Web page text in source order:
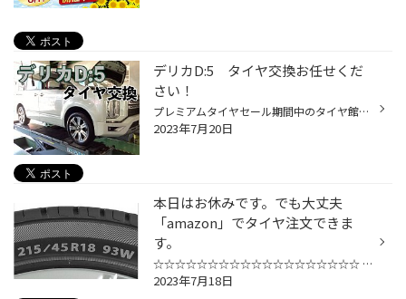
デリカD:5 タイヤ交換お任せくだ
さい！
プレミアムタイヤセール期間中のタイヤ館西脇です！！ 今日はデリカD:５のタイヤ交換をご紹介！！ 今回選ばれたのはミニバン用タイヤルフトRVⅡです！ ミニバン専用設計でタイヤ長持ち！当店でもオススメタイヤです！！ もちろんSUV専用タイヤもオススメです！！！ セール期間中はアプリ・LINE登録に...
2023年7月20日
本日はお休みです。でも大丈夫
「amazon」でタイヤ注文できま
す。
☆☆☆☆☆☆☆☆☆☆☆☆☆☆☆☆☆☆☆ ブリヂストンタイヤ 直営店の タイヤ館西脇です！ 本日、翌日19日はお休みを頂いております。 ですが・・・ タイヤ交換ご検討されているお客様ご安心下さい！！ 『オンラインストア（amazon）』で、 タイヤの注文から お取り付けまでを一括して スムーズなご交換ができるサービ...
2023年7月18日